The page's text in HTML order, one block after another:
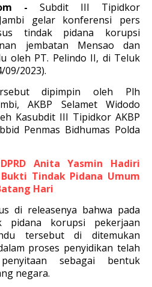
- Subdit III Tipidkor
gelar konferensi pers
tindak pidana korupsi
jembatan Mensao dan
oleh PT. Pelindo II, di Teluk
09/2023).
dipimpin oleh Plh
AKBP Selamet Widodo
Kasubdit III Tipidkor AKBP
Penmas Bidhumas Polda
Anita Yasmin Hadiri
Tindak Pidana Umum
Hari
di releasenya bahwa pada
pidana korupsi pekerjaan
tersebut di ditemukan
proses penyidikan telah
sebagai bentuk
negara.